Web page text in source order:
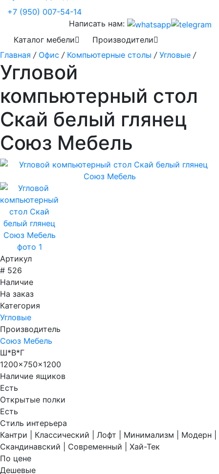
+7 (950) 007-54-14
Написать нам:
Каталог мебели
Производители
Главная / Офис / Компьютерные столы / Угловые /
Угловой
компьютерный стол
Скай белый глянец
Союз Мебель
Артикул
# 526
Наличие
На заказ
Категория
Угловые
Производитель
Союз Мебель
Ш*В*Г
1200x750x1200
Наличие ящиков
Есть
Открытые полки
Есть
Стиль интерьера
Кантри | Классический | Лофт | Минимализм | Модерн |
Скандинавский | Современный | Хай-Тек
По цене
Дешевые